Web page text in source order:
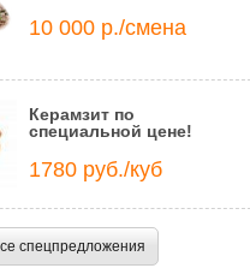
10 000 р./смена
Керамзит по
специальной цене!
1780 руб./куб
спецпредложения